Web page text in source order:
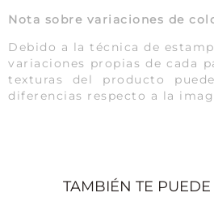
Nota sobre variaciones de
Debido a la técnica de
variaciones propias de cada
texturas del producto
diferencias respecto a la
TAMBIÉN TE PUEDE